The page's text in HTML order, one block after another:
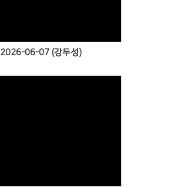
2026-06-07 (강두성)